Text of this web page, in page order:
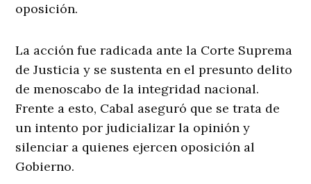
oposición.
La acción fue radicada ante la Corte Suprema
de Justicia y se sustenta en el presunto delito
de menoscabo de la integridad nacional.
Frente a esto, Cabal aseguró que se trata de
un intento por judicializar la opinión y
silenciar a quienes ejercen oposición al
Gobierno.